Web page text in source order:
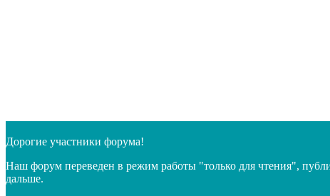
Дорогие участники форума!
Наш форум переведен в режим работы "только для чтения",
дальше.